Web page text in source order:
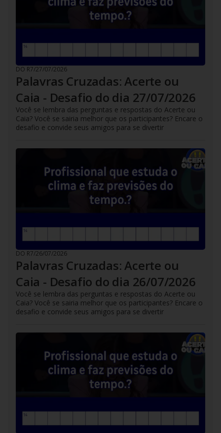
DO R7/27/07/2026
Palavras Cruzadas: Acerte ou
Caia - Desafio do dia 27/07/2026
Você se lembra das perguntas e respostas do Acerte ou
Caia? Você se sairia melhor que os participantes? Encare o
desafio e convide seus amigos para se divertir
DO R7/26/07/2026
Palavras Cruzadas: Acerte ou
Caia - Desafio do dia 26/07/2026
Você se lembra das perguntas e respostas do Acerte ou
Caia? Você se sairia melhor que os participantes? Encare o
desafio e convide seus amigos para se divertir